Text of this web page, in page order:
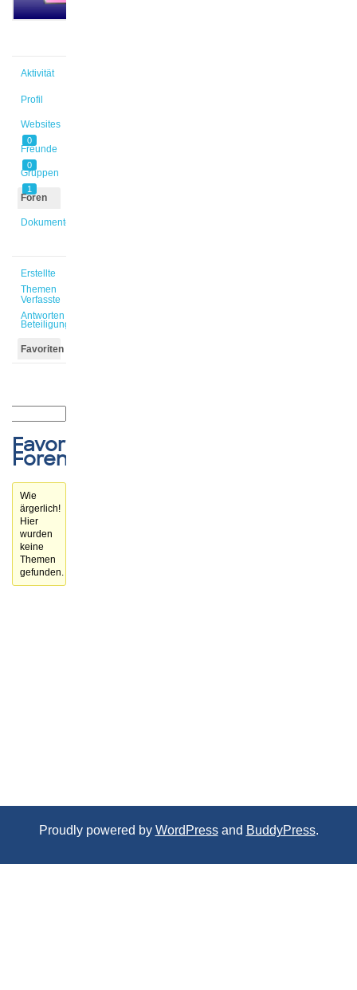
Aktivität
Profil
Websites
0
Freunde
0
Gruppen
1
Foren
Dokumente
Erstellte
Themen
Verfasste
Antworten
Beteiligungen
Favoriten
Favorisierte
Forenthemen
Wie
ärgerlich!
Hier
wurden
keine
Themen
gefunden.
Proudly powered by WordPressand BuddyPress.